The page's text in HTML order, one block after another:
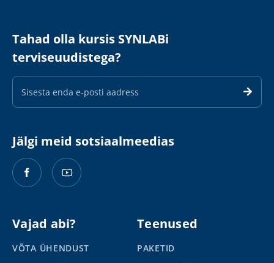
Tahad olla kursis SYNLABi
terviseuudistega?
E-
maili
aadress
Jälgi meid sotsiaalmeedias
Vajad abi?
VÕTA ÜHENDUST
Teenused
PAKETID